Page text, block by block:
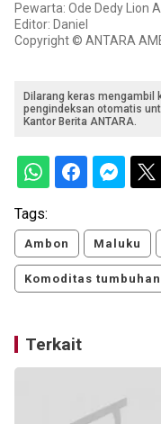
Pewarta: Ode Dedy Lion
Editor: Daniel
Copyright © ANTARA
Dilarang keras mengambil
pengindeksan otomatis
Kantor Berita ANTARA.
Tags:
Ambon Maluku
Komoditas tumbuhan
Terkait